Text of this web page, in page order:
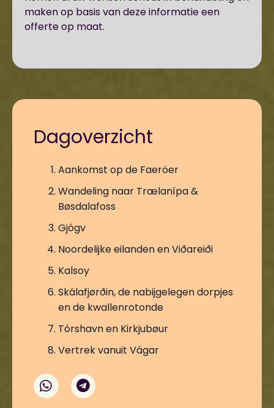
maken op basis van deze informatie een
offerte op maat.
Dagoverzicht
Aankomst op de Faeröer
Wandeling naar Trælanípa &
Bøsdalafoss
Gjógv
Noordelijke eilanden en Viðareiði
Kalsoy
Skálafjørðin, de nabijgelegen dorpjes
en de kwallenrotonde
Tórshavn en Kirkjubøur
Vertrek vanuit Vágar